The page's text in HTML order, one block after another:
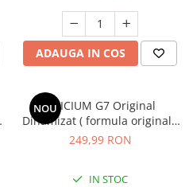
ADAUGA IN COS
NOUSILICIUM G7 Original
Dinamizat ( formula originală
cu siliciu organic a Dr. Loïc Le
249,99 RON
IN STOC